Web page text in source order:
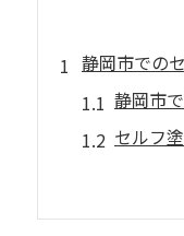
静岡市での
静岡市
セルフ
静岡市